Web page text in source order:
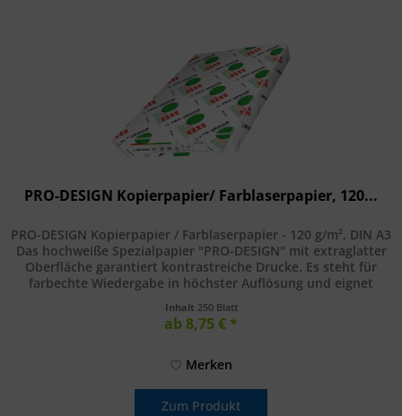
PRO-DESIGN Kopierpapier/ Farblaserpapier, 120...
PRO-DESIGN Kopierpapier / Farblaserpapier - 120 g/m², DIN A3
Das hochweiße Spezialpapier "PRO-DESIGN" mit extraglatter
Oberfläche garantiert kontrastreiche Drucke. Es steht für
farbechte Wiedergabe in höchster Auflösung und eignet
Inhalt 250 Blatt
ab 8,75 € *
Merken
Zum Produkt